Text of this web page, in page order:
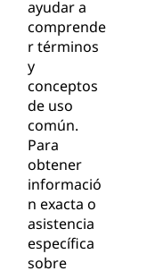
ayudar a
comprende
r términos
y
conceptos
de uso
común.
Para
obtener
informació
n exacta o
asistencia
específica
sobre